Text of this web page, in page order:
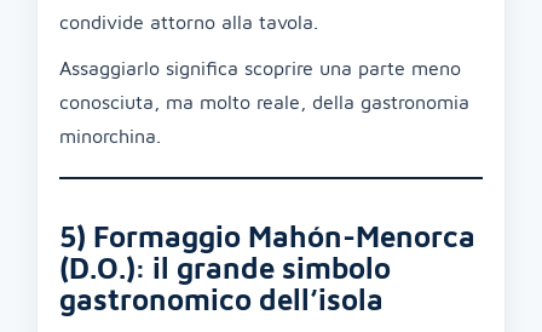
condivide attorno alla tavola.
Assaggiarlo significa scoprire una parte meno
conosciuta, ma molto reale, della gastronomia
minorchina.
5) Formaggio Mahón-Menorca
(D.O.): il grande simbolo
gastronomico dell’isola